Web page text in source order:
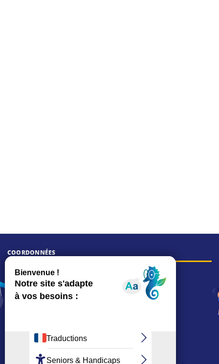
COORDONNÉES
Hôtel de ville
15, rue Charles-Duflos
01 41 19 83 00
01 71 11 45 45
Mairie de quartier Les Bruyères